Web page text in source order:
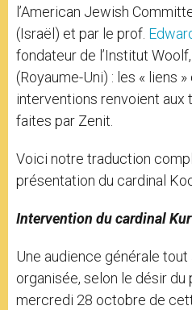
l’American Jewish
(Israël) et par le prof.
fondateur de l’Institut
(Royaume-Uni) : les « liens
interventions renvoient
faites par Zenit.
Voici notre traduction
présentation du cardinal
Intervention du cardinal
Une audience générale
organisée, selon le désir du
mercredi 28 octobre de